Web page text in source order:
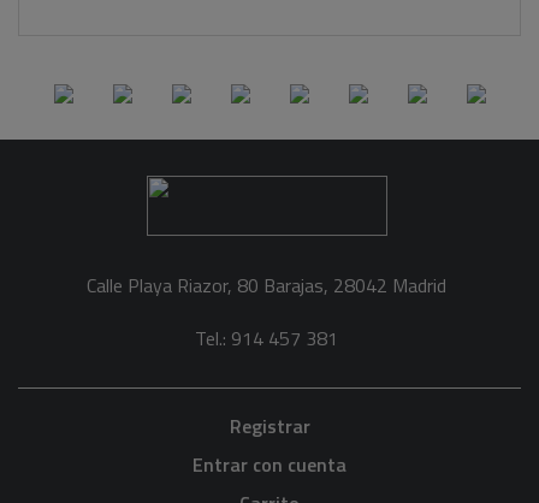
Calle Playa Riazor, 80 Barajas, 28042 Madrid
Tel.: 914 457 381
Registrar
Entrar con cuenta